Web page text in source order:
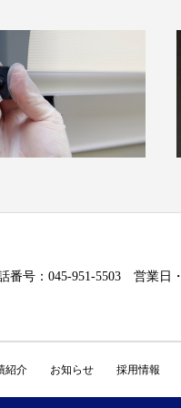
号：045-951-5503 営業日
紹介 お知らせ 採用情報